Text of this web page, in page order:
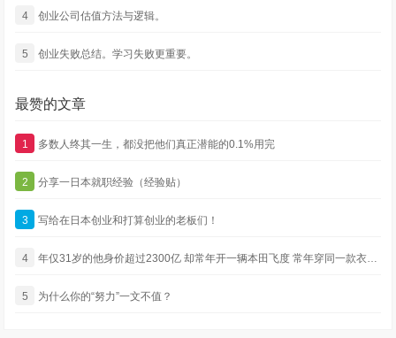
4 创业公司估值方法与逻辑。
5 创业失败总结。学习失败更重要。
最赞的文章
1 多数人终其一生，都没把他们真正潜能的0.1%用完
2 分享一日本就职经验（经验贴）
3 写给在日本创业和打算创业的老板们！
4 年仅31岁的他身价超过2300亿 却常年开一辆本田飞度 常年穿同一款衣服 还没有绯闻
5 为什么你的“努力”一文不值？